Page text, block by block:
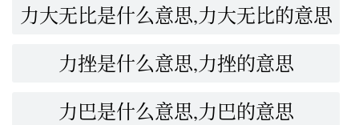
力大无比是什么意思,力大无比的意思
力挫是什么意思,力挫的意思
力巴是什么意思,力巴的意思